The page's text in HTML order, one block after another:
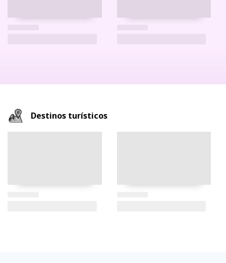
Destinos turísticos